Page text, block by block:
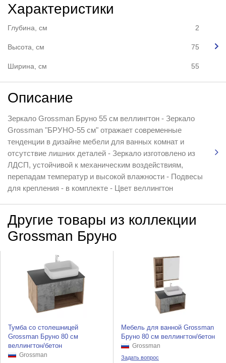
Характеристики
Глубина, см 2
Высота, см 75
Ширина, см 55
Описание
Зеркало Grossman Бруно 55 см веллингтон - Зеркало
Grossman "БРУНО-55 см" отражает современные
тенденции в дизайне мебели для ванных комнат и
отсутствие лишних деталей - Зеркало изготовлено из
ЛДСП, устойчивой к механическим воздействиям,
перепадам температур и высокой влажности - Подвесы
для крепления - в комплекте - Цвет веллингтон
Другие товары из коллекции
Grossman Бруно
Тумба со столешницей
Grossman Бруно 80 см
веллингтон/бетон
Grossman
Мебель для ванной Grossman
Бруно 80 см веллингтон/бетон
Grossman
Задать вопрос